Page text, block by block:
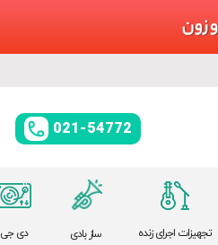
021-54772
تجهیزات اجرای زنده ساز بادی دی جی